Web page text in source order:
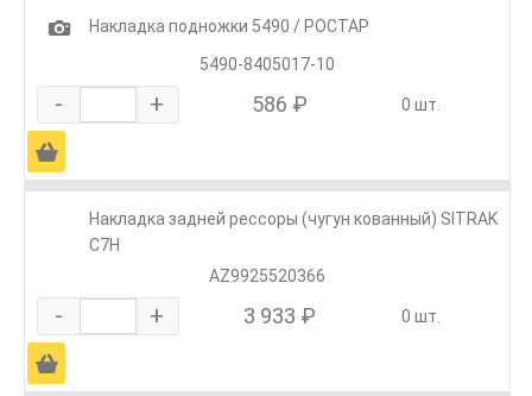
1
Накладка подножки 5490 / РОСТАР
5490-8405017-10
- + 586 ₽ 0 шт.
Ä
Накладка задней рессоры (чугун кованный) SITRAK
C7H
AZ9925520366
- + 3 933 ₽ 0 шт.
Ä